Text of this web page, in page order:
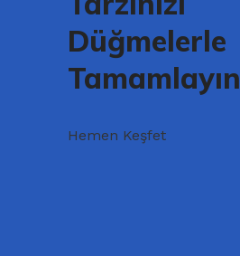
Düğmelerle
Tamamlayın
Hemen Keşfet